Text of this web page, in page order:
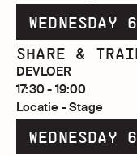
WEDNESDAY
SHARE &
DEVLOER
17:30 - 19:00
Locatie - Stage
WEDNESDAY